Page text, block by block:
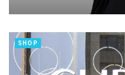
SHOP